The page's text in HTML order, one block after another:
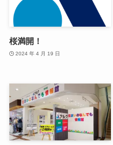
桜満開！
2024 年 4 月 19 日